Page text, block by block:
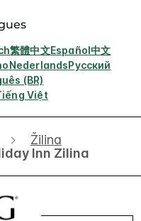
繁體中文Español中文
NederlandsРусский
(BR)
Việt
Žilina
Inn Zilina